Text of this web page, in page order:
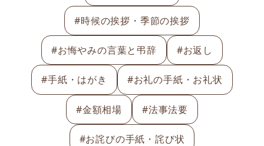
#時候の挨拶・季節の挨拶
#お悔やみの言葉と弔辞 #お返し
#手紙・はがき #お礼の手紙・お礼状
#金額相場 #法事法要
#お詫びの手紙・詫び状